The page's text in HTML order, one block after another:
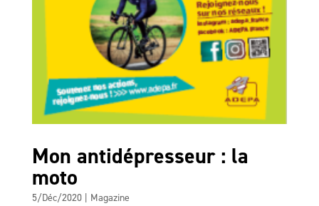
Mon antidépresseur : la
moto
5/Déc/2020| Magazine